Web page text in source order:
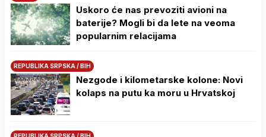
Uskoro će nas prevoziti avioni na
baterije? Mogli bi da lete na veoma
popularnim relacijama
REPUBLIKA SRPSKA / BIH
Nezgode i kilometarske kolone: Novi
kolaps na putu ka moru u Hrvatskoj